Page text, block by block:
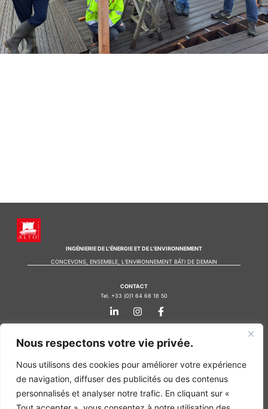
Nous respectons votre vie privée.
Nous utilisons des cookies pour améliorer votre expérience
de navigation, diffuser des publicités ou des contenus
personnalisés et analyser notre trafic. En cliquant sur «
INGÉNIERIE DE L’ÉNERGIE ET DE L’ENVIRONNEMENT
CONCEVONS, ENSEMBLE, L’ENVIRONNEMENT BÂTI DE DEMAIN
CONTACT
Tel. +33 (0)1 64 68 18 50
L
i
n
e
i
-
i
I
n
s
a
r
a
m
F
a
c
b
o
-
f
Nos agences
Bureau d'études Île de France
Bureau d'études Bordeaux
Bureau d'études Lyon
CONTACT